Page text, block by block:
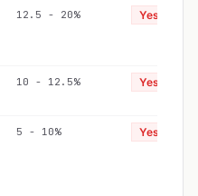
12.5 - 20% Yes
10 - 12.5% Yes
5 - 10% Yes